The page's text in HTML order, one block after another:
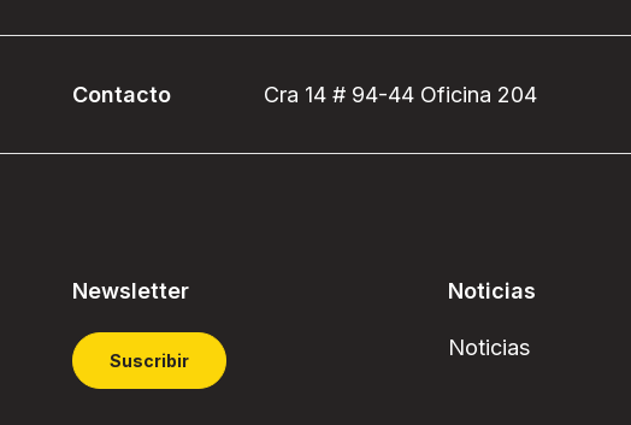
Contacto Cra 14 # 94-44 Oficina 204
Newsletter
Suscribir
Noticias
Noticias